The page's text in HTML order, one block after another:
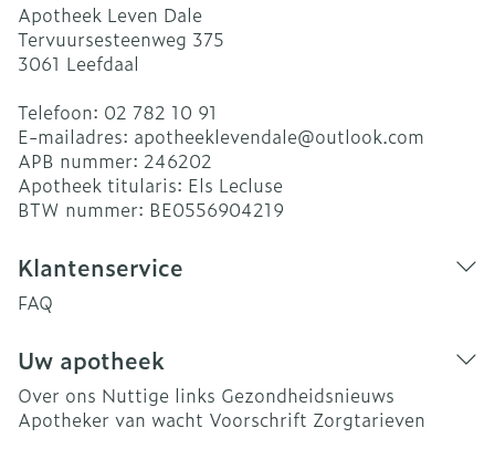
Apotheek Leven Dale
Tervuursesteenweg 375
3061 Leefdaal
Telefoon: 02 782 10 91
E-mailadres: apotheeklevendale@outlook.com
APB nummer: 246202
Apotheek titularis: Els Lecluse
BTW nummer: BE0556904219
Klantenservice
FAQ
Uw apotheek
Over ons Nuttige links Gezondheidsnieuws
Apotheker van wacht Voorschrift Zorgtarieven